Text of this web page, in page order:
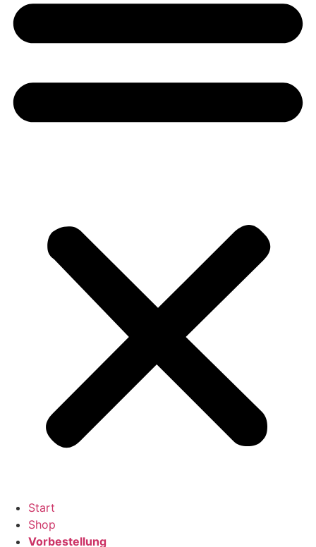
Start
Shop
Vorbestellung